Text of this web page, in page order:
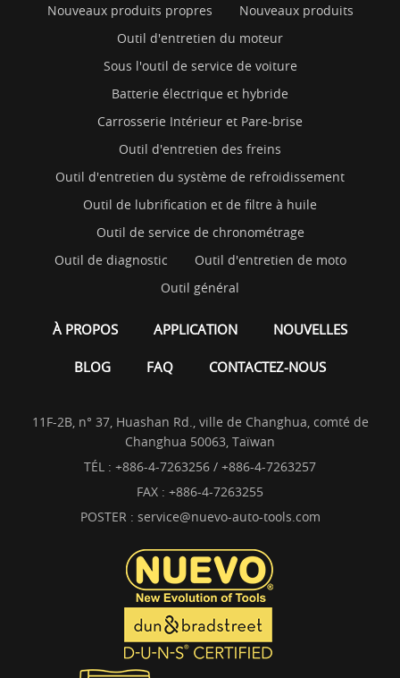
Nouveaux produits propres
Nouveaux produits
Outil d'entretien du moteur
Sous l'outil de service de voiture
Batterie électrique et hybride
Carrosserie Intérieur et Pare-brise
Outil d'entretien des freins
Outil d'entretien du système de refroidissement
Outil de lubrification et de filtre à huile
Outil de service de chronométrage
Outil de diagnostic
Outil d'entretien de moto
Outil général
À PROPOS APPLICATION NOUVELLES
BLOG FAQ CONTACTEZ-NOUS
11F-2B, n° 37, Huashan Rd., ville de Changhua, comté de
Changhua 50063, Taïwan
TÉL : +886-4-7263256 / +886-4-7263257
FAX : +886-4-7263255
POSTER : service@nuevo-auto-tools.com